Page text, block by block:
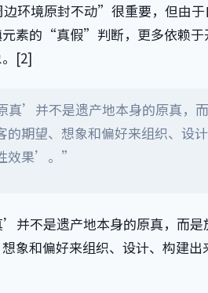
环境原封不动”很重要，但由于
元素的“真假”判断，更多依赖于
[2]
真’并不是遗产地本身的原真，
的期望、想象和偏好来组织、设
效果’。”
并不是遗产地本身的原真，而是
象和偏好来组织、设计、构建出